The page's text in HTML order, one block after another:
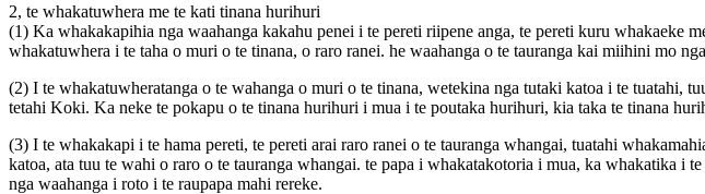
2, te whakatuwhera me te kati tinana hurihuri
(1) Ka whakakapihia nga waahanga kakahu penei i te pereti riipene anga, te pereti kuru whakaeke
whakatuwhera i te taha o muri o te tinana, o raro ranei. he waahanga o te tauranga kai miihini mo
(2) I te whakatuwheratanga o te wahanga o muri o te tinana, wetekina nga tutaki katoa i te
tetahi Koki. Ka neke te pokapu o te tinana hurihuri i mua i te poutaka hurihuri, kia taka te tinana
(3) I te whakakapi i te hama pereti, te pereti arai raro ranei o te tauranga whangai, tuatahi
katoa, ata tuu te wahi o raro o te tauranga whangai. te papa i whakatakotoria i mua, ka whakatika
nga waahanga i roto i te raupapa mahi rereke.